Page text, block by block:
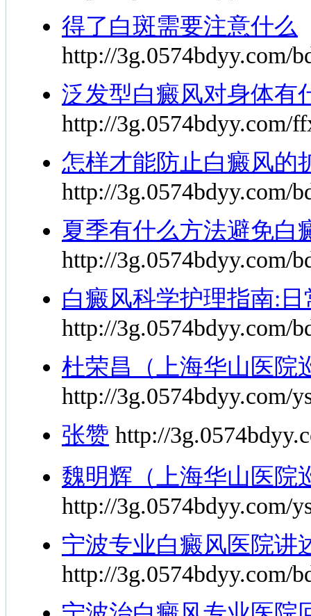
得了白斑需要注意什么
http://3g.0574bdyy.com/
泛发型白癜风对身体有
http://3g.0574bdyy.com/
怎样才能防止白癜风的
http://3g.0574bdyy.com/
夏季有什么方法避免白
http://3g.0574bdyy.com/
白癜风科学护理指南:
http://3g.0574bdyy.com/
杜荣昌（上海华山医院
http://3g.0574bdyy.com/
张赞 http://
魏明辉（上海华山医院
http://3g.0574bdyy.com/
宁波专业白癜风医院讲
http://3g.0574bdyy.com/